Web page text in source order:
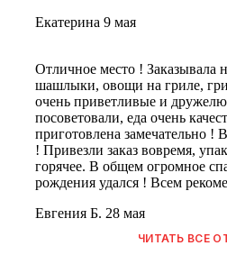
Екатерина 9 мая
Отличное место ! Заказывала
шашлыки, овощи на гриле,
очень приветливые и
посоветовали, еда очень
приготовлена замечательно !
! Привезли заказ вовремя,
горячее. В общем огромное
рождения удался ! Всем
Евгения Б. 28 мая
ЧИТАТЬ ВСЕ